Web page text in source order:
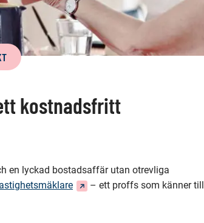
kostnadsfritt
en lyckad bostadsaffär utan otrevliga
(Du– ett proffs som känner till